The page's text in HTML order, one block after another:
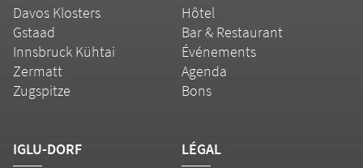
Davos Klosters
Gstaad
Innsbruck Kühtai
Zermatt
Zugspitze
Hôtel
Bar & Restaurant
Événements
Agenda
Bons
IGLU-DORF LÉGAL